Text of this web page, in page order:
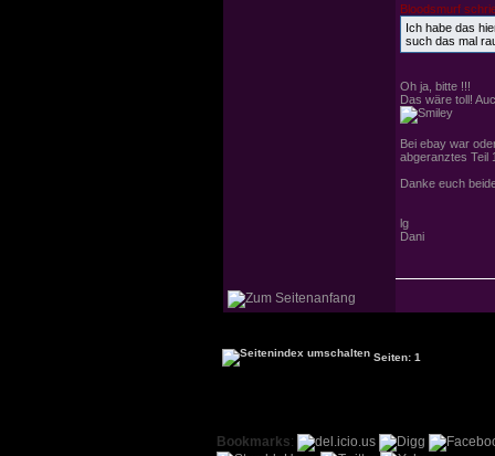
Bloodsmurf
Ich habe das
such das mal
Oh ja, bitte !!!
Das wäre toll!
Bei ebay war
abgeranztes Teil
Danke euch
lg
Dani
Seiten: 1
Bookmarks: